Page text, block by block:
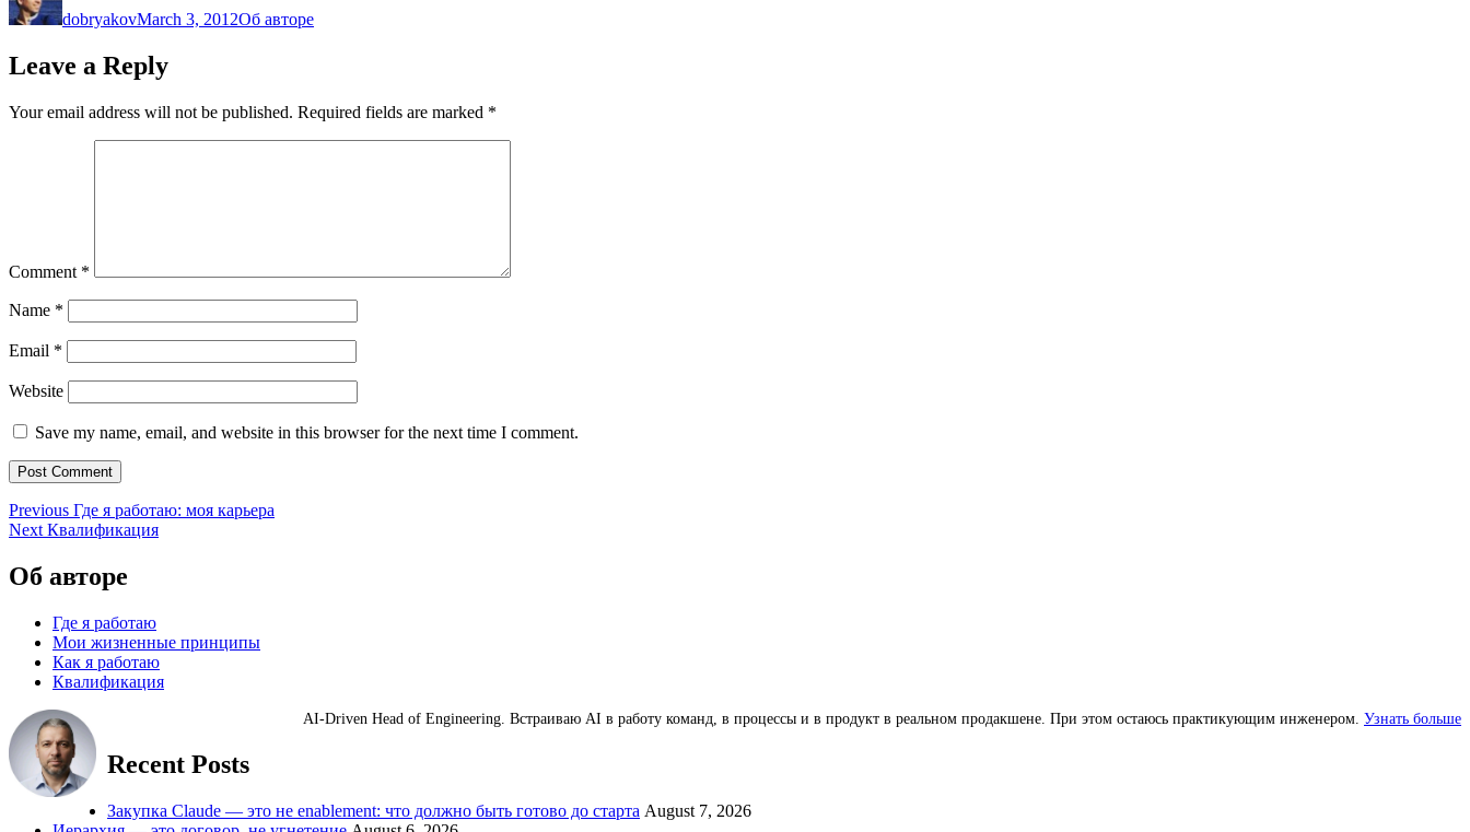
dobryakovMarch 3, 2012Об авторе
Leave a Reply
Your email address will not be published. Required fields are marked *
Comment *
Name *
Email *
Website
Save my name, email, and website in this browser for the next time I comment.
Post
navigation
Previous Previous
post:
Где я работаю: моя карьера
Next Next
Квалификация
Об авторе
Где я работаю
Мои жизненные принципы
Как я работаю
Квалификация
AI-Driven Head of Engineering. Встраиваю AI в работу команд, в процессы и в продукт в реальном продакшене. При этом остаюсь практикующим инженером. Узнать больше
Recent Posts
Закупка Claude — это не enablement: что должно быть готово до старта August 7, 2026